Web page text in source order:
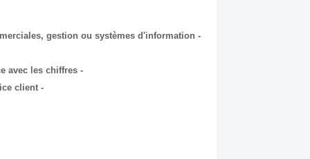
- De formation BAC (ou niveau BAC) + 2 ans, en techniques commerciales, gestion ou systèmes d'information;
- Maîtrisant les outils informatiques et ayany une grandes aisance avec les chiffres;
- Doté d'un grand sens de l'organisation, de précision et du service client.